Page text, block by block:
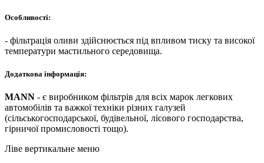
Особливості:
- фільтрація оливи здійснюється під впливом тиску та високої
температури мастильного середовища.
Додаткова інформація:
MANN - є виробником фільтрів для всіх марок легкових
автомобілів та важкої техніки різних галузей
(сільськогосподарської, будівельної, лісового господарства,
гірничої промисловості тощо).
Ліве вертикальне меню